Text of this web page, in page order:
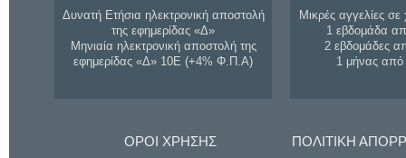
Δυνατή Ετήσια ηλεκτρονική αποστολή
της εφημερίδας «Δ»
Μηνιαία ηλεκτρονική αποστολή της
εφημερίδας «Δ» 10Ε (+4% Φ.Π.Α)
Μικρές αγγελίες σε
1 εβδομάδα
2 εβδομάδες
1 μήνας
ΟΡΟΙ ΧΡΗΣΗΣ ΠΟΛΙΤΙΚΗ